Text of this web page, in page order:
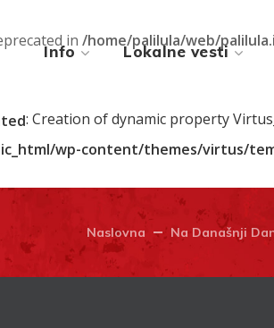
in /home/palilula/web/
Info Lokalne vesti
: Creation of dynamic property
wp-content/themes/virtus/
Naslovna Na Današnji